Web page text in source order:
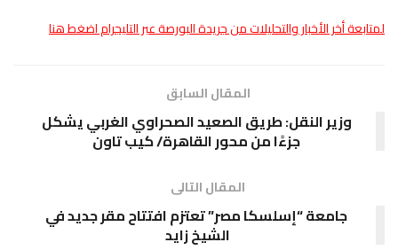
لمتابعة أخر الأخبار والتحليلات من جريدة البورصة عبر التليجرام اضغط هنا
المقال السابق
وزير النقل: طريق الصعيد الصحراوي الغربي يشكل
جزءًا من محور القاهرة/ كيب تاون
المقال التالى
جامعة “إسلسكا مصر” تعتزم افتتاح مقر جديد في
الشيخ زايد